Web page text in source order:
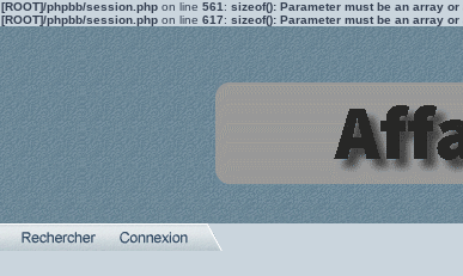
[ROOT]/phpbb/session.php on line 561 : sizeof(): Parameter must be an array
[ROOT]/phpbb/session.php on line 617: sizeof(): Parameter must be an array